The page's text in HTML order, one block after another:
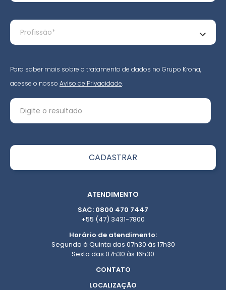
Para saber mais sobre o tratamento de dados no Grupo Krona,
acesse o nosso Aviso de Privacidade.
ATENDIMENTO
SAC: 0800 470 7447
+55 (47) 3431-7800
Horário de atendimento:
Segunda à Quinta das 07h30 às 17h30
Sexta das 07h30 às 16h30
CONTATO
LOCALIZAÇÃO